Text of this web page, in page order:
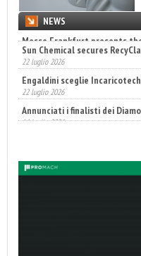
NEWS
Sun Chemical secures
22 luglio 2026
Engaldini sceglie Incaricotech
22 luglio 2026
Annunciati i finalisti dei
14 luglio 2026